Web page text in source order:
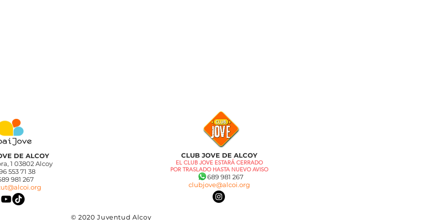
© 2020 Juventud Alcoy
CLUB JOVE DE ALCOY
EL CLUB JOVE ESTARÁ CERRADO
POR TRASLADO HASTA NUEVO AVISO
689 981 267
clubjove@alcoi.org
DE ALCOY
1 03802 Alcoy
553 71 38
981 267